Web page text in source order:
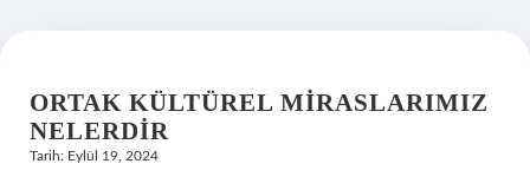
ORTAK KÜLTÜREL MIRASLARIMIZ
NELERDIR
Tarih: Eylül 19, 2024